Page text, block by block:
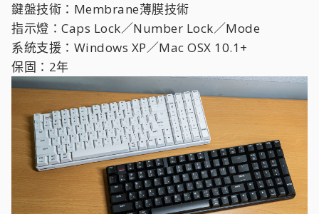
鍵盤技術：Membrane薄膜技術
指示燈：Caps Lock／Number Lock／Mode
系統支援：Windows XP／Mac OSX 10.1+
保固：2年